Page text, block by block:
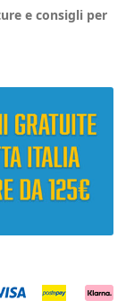
e consigli per